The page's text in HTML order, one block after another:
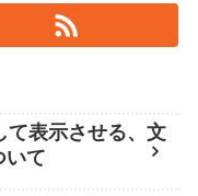
て表示させる、文
いて